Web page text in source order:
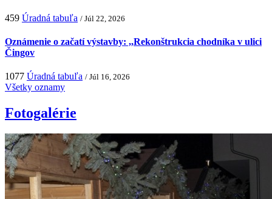
459 Úradná tabuľa / Júl 22, 2026
Oznámenie o začatí výstavby: ,,Rekonštrukcia chodníka v ulici
Čingov
1077 Úradná tabuľa / Júl 16, 2026
Všetky oznamy
Fotogalérie